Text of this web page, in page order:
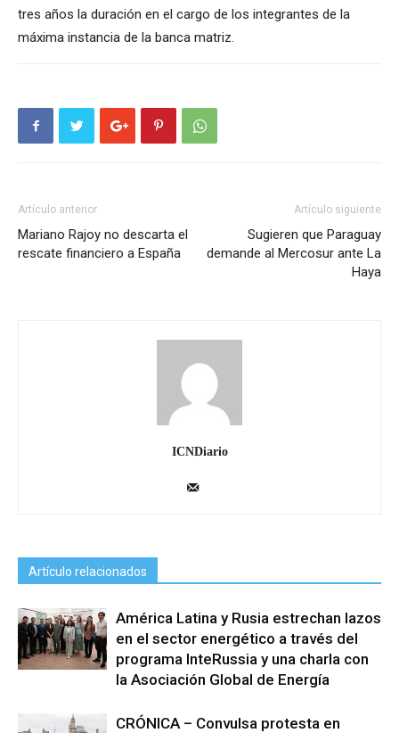
tres años la duración en el cargo de los integrantes de la
máxima instancia de la banca matriz.
Artículo anterior
Mariano Rajoy no descarta el
rescate financiero a España
Artículo siguiente
Sugieren que Paraguay
demande al Mercosur ante La
Haya
ICNDiario
Artículo relacionados
América Latina y Rusia estrechan lazos
en el sector energético a través del
programa InteRussia y una charla con
la Asociación Global de Energía
CRÓNICA – Convulsa protesta en